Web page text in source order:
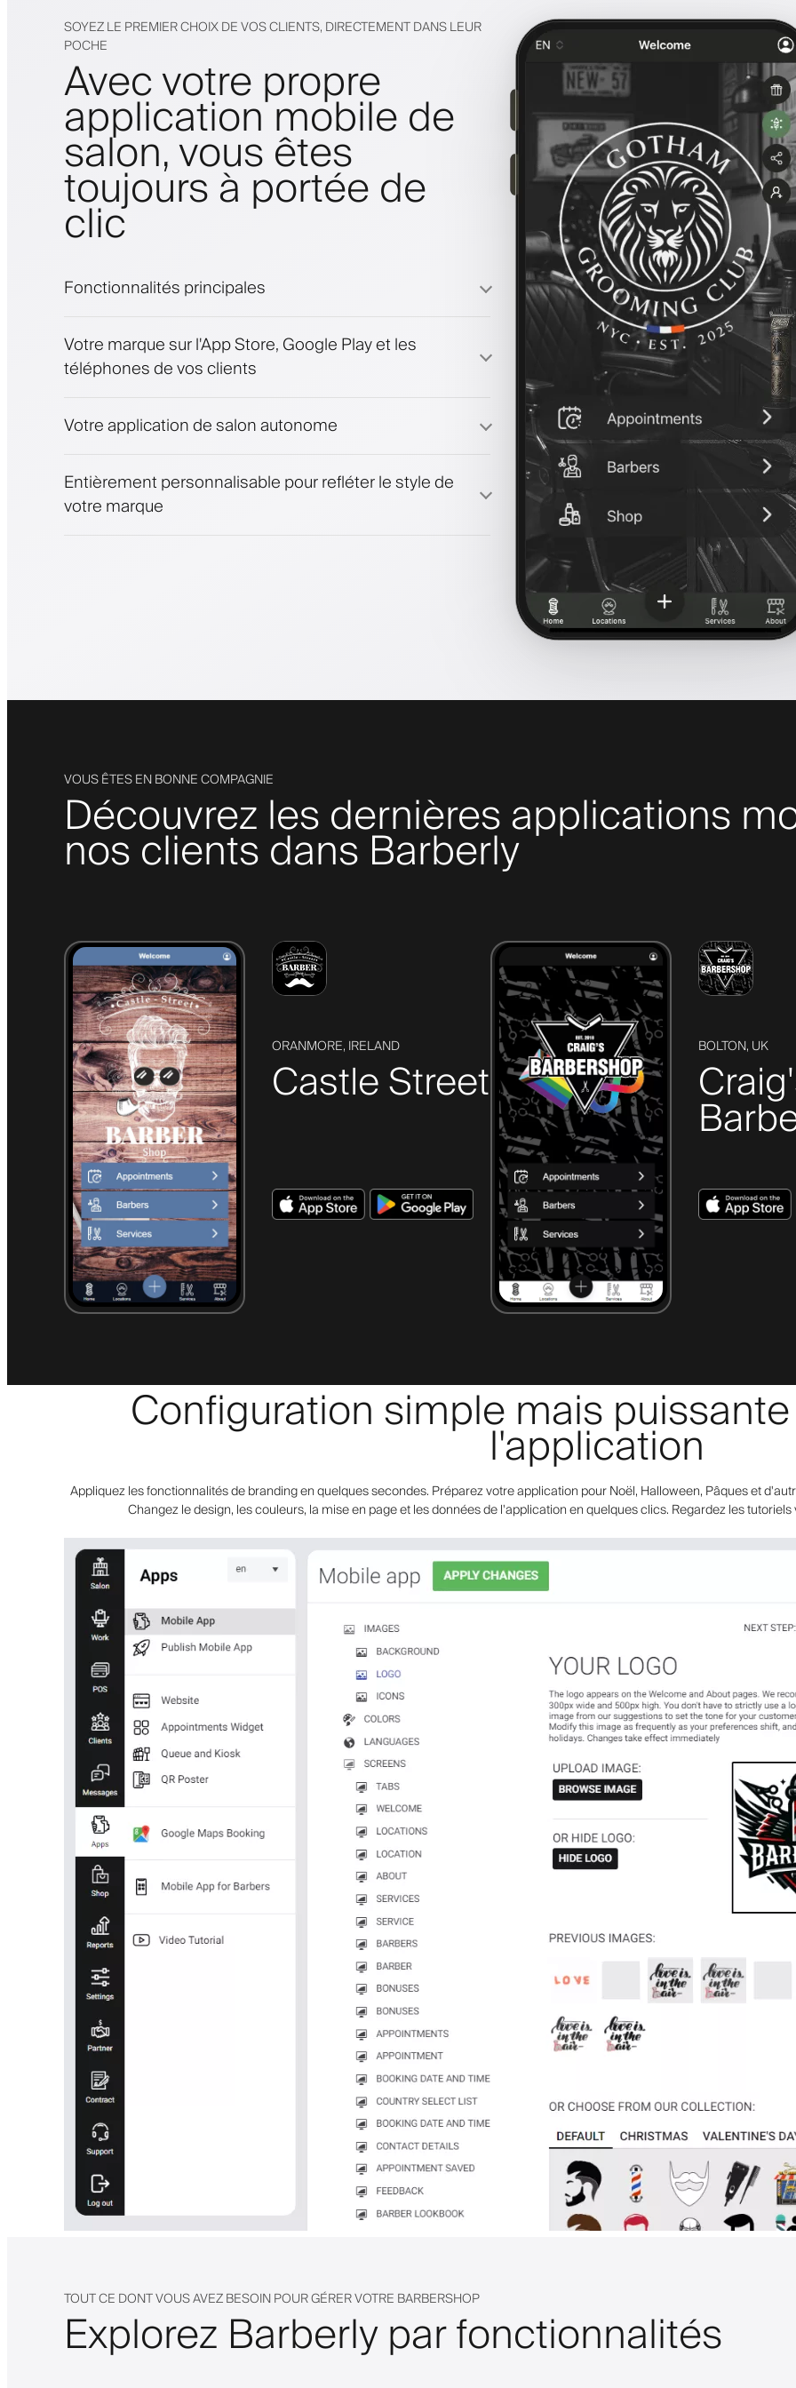
SOYEZ LE PREMIER CHOIX DE VOS CLIENTS, DIRECTEMENT DANS LEUR
POCHE
Avec votre propre
application mobile de
salon, vous êtes
toujours à portée de
clic
Fonctionnalités principales
Paiements, caution
Vendez des produits de beauté
Votre marque sur l'App Store, Google Play et les
téléphones de vos clients
Votre application de salon autonome
Entièrement personnalisable pour refléter le style de
votre marque
VOUS ÊTES EN BONNE COMPAGNIE
Découvrez les dernières applications
nos clients dans Barberly
ORANMORE, IRELAND
Castle Street
BOLTON, UK
Configuration simple mais
l'application
Appliquez les fonctionnalités de branding en quelques secondes. Préparez votre application pour Noël, Halloween, Pâques et
Changez le design, les couleurs, la mise en page et les données de l'application en quelques clics. Regardez les
TOUT CE DONT VOUS AVEZ BESOIN POUR GÉRER VOTRE BARBERSHOP
Explorez Barberly par fonctionnalités